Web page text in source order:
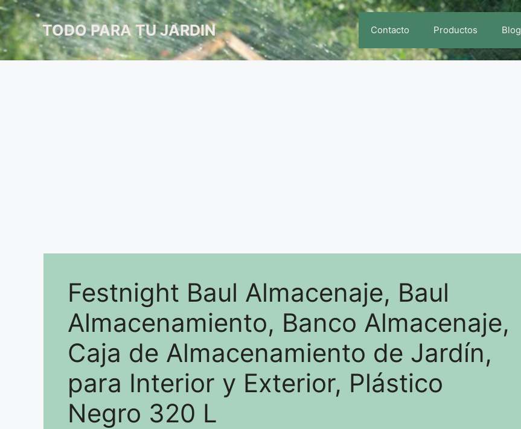
Saltar
al
contenidoTODO PARA TU JARDIN Contacto Productos Blog
Festnight Baul Almacenaje, Baul
Almacenamiento, Banco Almacenaje,
Caja de Almacenamiento de Jardín,
para Interior y Exterior, Plástico
Negro 320 L